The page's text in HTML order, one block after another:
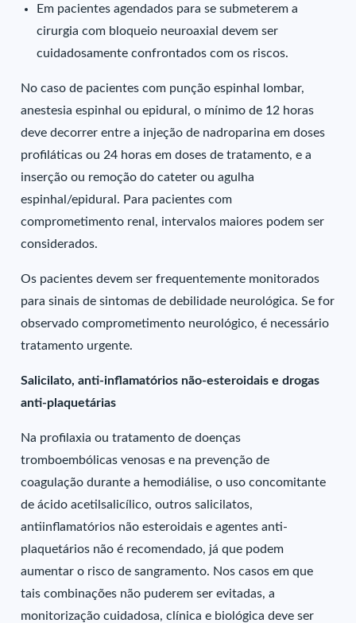
Em pacientes agendados para se submeterem a
cirurgia com bloqueio neuroaxial devem ser
cuidadosamente confrontados com os riscos.
No caso de pacientes com punção espinhal lombar,
anestesia espinhal ou epidural, o mínimo de 12 horas
deve decorrer entre a injeção de nadroparina em doses
profiláticas ou 24 horas em doses de tratamento, e a
inserção ou remoção do cateter ou agulha
espinhal/epidural. Para pacientes com
comprometimento renal, intervalos maiores podem ser
considerados.
Os pacientes devem ser frequentemente monitorados
para sinais de sintomas de debilidade neurológica. Se for
observado comprometimento neurológico, é necessário
tratamento urgente.
Salicilato, anti-inflamatórios não-esteroidais e drogas
anti-plaquetárias
Na profilaxia ou tratamento de doenças
tromboembólicas venosas e na prevenção de
coagulação durante a hemodiálise, o uso concomitante
de ácido acetilsalicílico, outros salicilatos,
antiinflamatórios não esteroidais e agentes anti-
plaquetários não é recomendado, já que podem
aumentar o risco de sangramento. Nos casos em que
tais combinações não puderem ser evitadas, a
monitorização cuidadosa, clínica e biológica deve ser